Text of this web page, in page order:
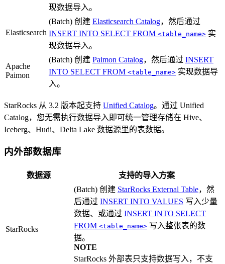
现数据导入。
Elasticsearch
(Batch) 创建 Elasticsearch Catalog，然后通过
INSERT INTO SELECT FROM <table_name> 实
现数据导入。
Apache
Paimon
(Batch) 创建 Paimon Catalog，然后通过 INSERT
INTO SELECT FROM <table_name> 实现数据导
入。
StarRocks 从 3.2 版本起支持 Unified Catalog。通过 Unified
Catalog，您无需执行数据导入即可统一管理存储在 Hive、
Iceberg、Hudi、Delta Lake 数据源里的表数据。
内外部数据库
数据源 支持的导入方案
StarRocks
(Batch) 创建 StarRocks External Table，然
后通过 INSERT INTO VALUES 写入少量
数据、或通过 INSERT INTO SELECT
FROM <table_name> 写入整张表的数
据。
NOTE
StarRocks 外部表只支持数据写入，不支